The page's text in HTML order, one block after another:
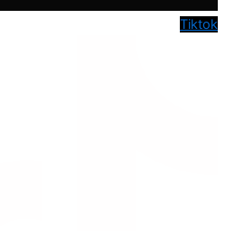
Tiktok